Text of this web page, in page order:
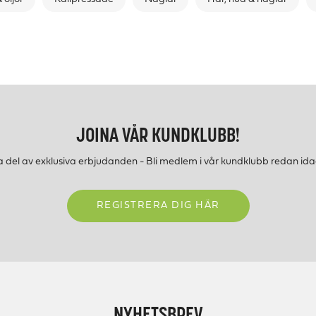
JOINA VÅR KUNDKLUBB!
del av exklusiva erbjudanden - Bli medlem i vår kundklubb redan
REGISTRERA DIG HÄR